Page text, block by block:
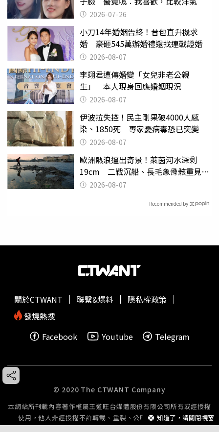
2026-07-26
小刀14年婚姻告終！昔包直升機求
婚 豪砸545萬辦婚禮還找連戰證婚
2026-08-07
李翊君遭傳婚變「女兒非老公親
生」 本人現身回應婚姻現況
2026-08-07
伊波拉失控！民主剛果破4000人感
染、1850死 專家憂病毒恐已突變
2026-08-07
歐洲熱浪逼出奇景！萊茵河水深剩
19cm 二戰沉船、長毛象骨骸重見天
日 2026-08-07
Recommended by
知道了，請關閉視窗
關於CTWANT 聯繫&爆料
隱私權政策
發燒熱搜
Facebook
Youtube Telegram
© 2020 The CTWANT Company
本網站所刊載內容著作權屬王道旺台媒體股份有限公司所有或經授權
使用，他人非經授權不許轉載、重製、公開播送或公開傳輸。